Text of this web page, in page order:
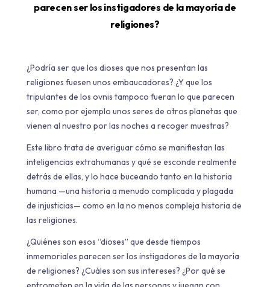
parecen ser los instigadores de la mayoría de
religiones?
¿Podría ser que los dioses que nos presentan las
religiones fuesen unos embaucadores? ¿Y que los
tripulantes de los ovnis tampoco fueran lo que parecen
ser, como por ejemplo unos seres de otros planetas que
vienen al nuestro por las noches a recoger muestras?
Este libro trata de averiguar cómo se manifiestan las
inteligencias extrahumanas y qué se esconde realmente
detrás de ellas, y lo hace buceando tanto en la historia
humana —una historia a menudo complicada y plagada
de injusticias— como en la no menos compleja historia de
las religiones.
¿Quiénes son esos “dioses” que desde tiempos
inmemoriales parecen ser los instigadores de la mayoría
de religiones? ¿Cuáles son sus intereses? ¿Por qué se